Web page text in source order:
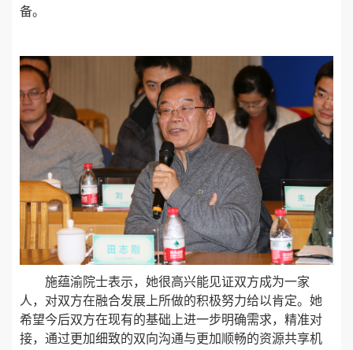
备。
施蕴渝院士表示，她很高兴能见证双方成为一家
人，对双方在融合发展上所做的积极努力给以肯定。她
希望今后双方在现有的基础上进一步明确需求，精准对
接，通过更加细致的双向沟通与更加顺畅的资源共享机